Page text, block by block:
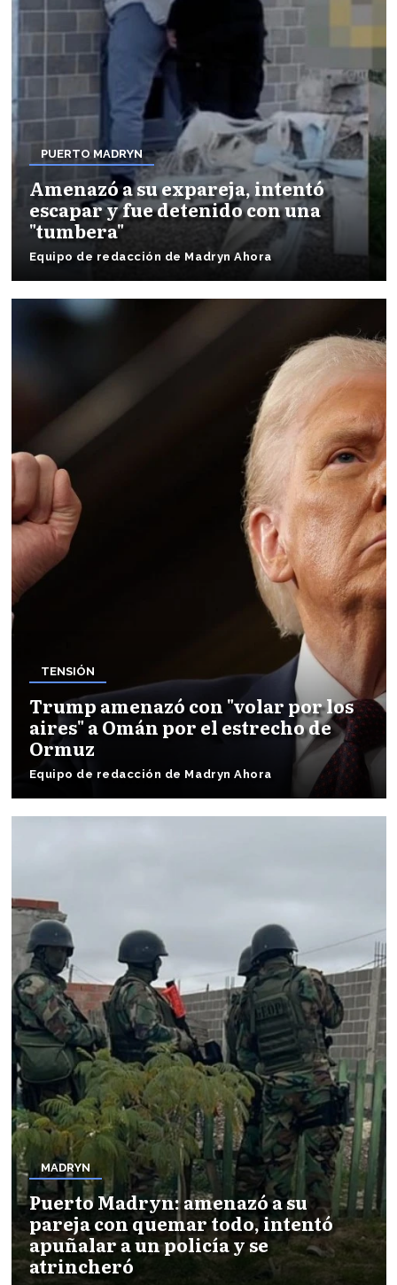
PUERTO MADRYN
Amenazó a su expareja, intentó
escapar y fue detenido con una
"tumbera"
Equipo de redacción de Madryn Ahora
TENSIÓN
Trump amenazó con "volar por los
aires" a Omán por el estrecho de
Ormuz
Equipo de redacción de Madryn Ahora
MADRYN
Puerto Madryn: amenazó a su
pareja con quemar todo, intentó
apuñalar a un policía y se
atrincheró